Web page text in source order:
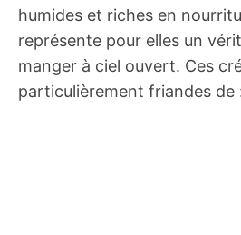
humides et riches en
représente pour elles un
manger à ciel ouvert. Ces
particulièrement friandes de